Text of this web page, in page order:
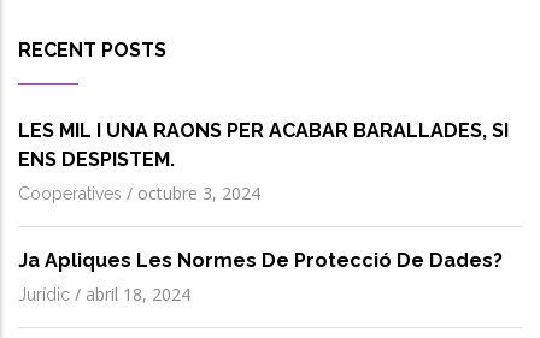
RECENT POSTS
LES MIL I UNA RAONS PER ACABAR BARALLADES, SI
ENS DESPISTEM.
Cooperatives / octubre 3, 2024
Ja Apliques Les Normes De Protecció De Dades?
Jurídic / abril 18, 2024